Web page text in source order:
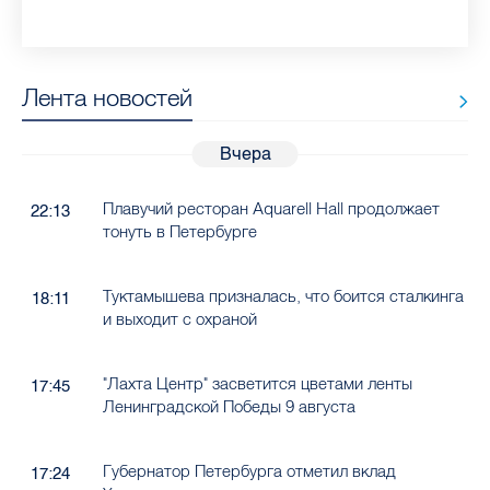
Лента новостей
Вчера
22:13
Плавучий ресторан Aquarell Hall продолжает
тонуть в Петербурге
18:11
Туктамышева призналась, что боится сталкинга
и выходит с охраной
17:45
"Лахта Центр" засветится цветами ленты
Ленинградской Победы 9 августа
17:24
Губернатор Петербурга отметил вклад